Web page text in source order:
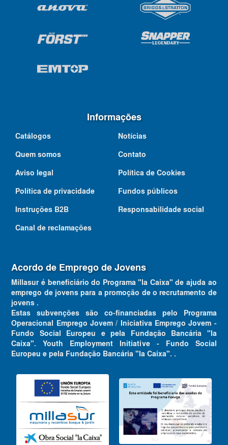
Informações
Catálogos
Notícias
Quem somos
Contato
Aviso legal
Política de Cookies
Política de privacidade
Fundos públicos
Instruções B2B
Responsabilidade social
Canal de reclamações
Acordo de Emprego de Jovens
Millasur é beneficiário do Programa "la Caixa" de ajuda ao
emprego de jovens para a promoção de o recrutamento de
jovens .
Estas subvenções são co-financiadas pelo Programa
Operacional Emprego Jovem / Iniciativa Emprego Jovem -
Fundo Social Europeu e pela Fundação Bancária "la
Caixa". Youth Employment Initiative - Fundo Social
Europeu e pela Fundação Bancária "la Caixa". .